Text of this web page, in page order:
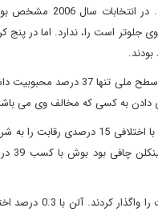
این میان سناتورهای
جلوتر است را، ندارد. اما در
عامل اصلی در انتخابات 2006، عدم
به کسی که مخالف وی می
در روز انخابات سناتور مایک دواین (جمهوری خواه
نمی